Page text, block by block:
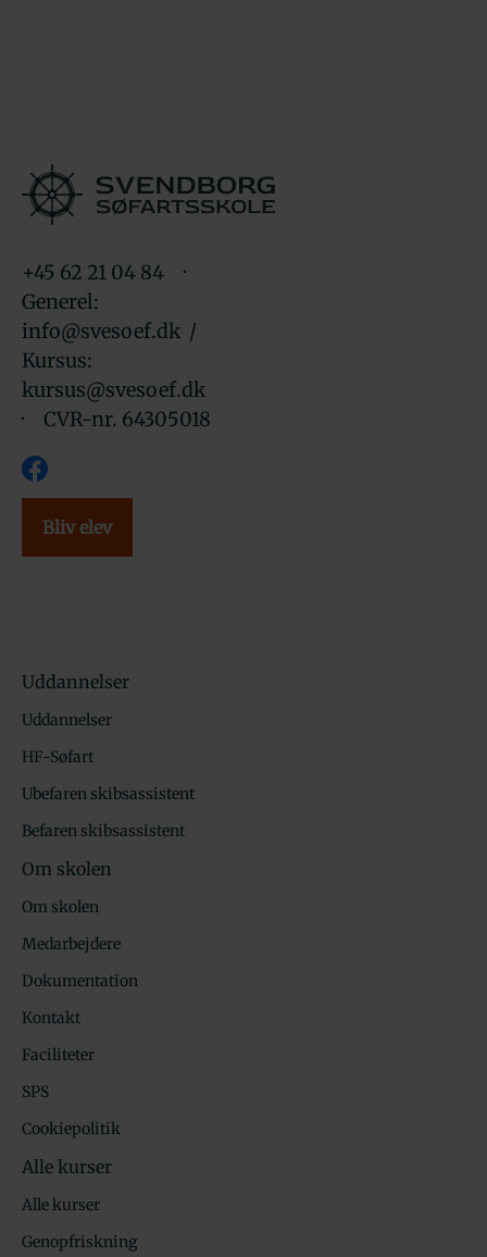
+45 62 21 04 84 ·
Generel:
info@svesoef.dk /
Kursus:
kursus@svesoef.dk
· CVR-nr. 64305018
Bliv elev
Uddannelser
Uddannelser
HF-Søfart
Ubefaren skibsassistent
Befaren skibsassistent
Om skolen
Om skolen
Medarbejdere
Dokumentation
Kontakt
Faciliteter
SPS
Cookiepolitik
Alle kurser
Alle kurser
Genopfriskning